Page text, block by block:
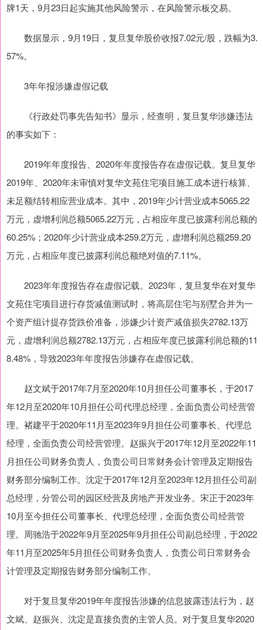
牌1天，9月23日起实施其他风险警示，在风险警示板交易。
数据显示，9月19日，复旦复华股价收报7.02元/股，跌幅为3.
57%。
3年年报涉嫌虚假记载
《行政处罚事先告知书》显示，经查明，复旦复华涉嫌违法
的事实如下：
2019年年度报告、2020年年度报告存在虚假记载。复旦复华
2019年、2020年未审慎对复华文苑住宅项目施工成本进行核算、
未足额结转相应营业成本。其中，2019年少计营业成本5065.22
万元，虚增利润总额5065.22万元，占相应年度已披露利润总额的
60.25%；2020年少计营业成本259.2万元，虚增利润总额259.20
万元，占相应年度已披露利润总额绝对值的7.11%。
2023年年度报告存在虚假记载。2023年，复旦复华在对复华
文苑住宅项目进行存货减值测试时，将高层住宅与别墅合并为一
个资产组计提存货跌价准备，涉嫌少计资产减值损失2782.13万
元，虚增利润总额2782.13万元，占相应年度已披露利润总额的11
8.48%，导致2023年年度报告涉嫌存在虚假记载。
赵文斌于2017年7月至2020年10月担任公司董事长，于2017
年12月至2020年10月担任公司代理总经理，全面负责公司经营管
理。褚建平于2020年11月至2023年9月担任公司董事长、代理总
经理，全面负责公司经营管理。赵振兴于2017年12月至2022年11
月担任公司财务负责人，负责公司日常财务会计管理及定期报告
财务部分编制工作。沈定于2017年12月至2023年12月担任公司副
总经理，分管公司的园区经营及房地产开发业务。宋正于2023年
10月至今担任公司董事长、代理总经理，全面负责公司经营管
理。周驰浩于2022年9月至2025年9月担任公司副总经理，于2022
年11月至2025年5月担任公司财务负责人，负责公司日常财务会
计管理及定期报告财务部分编制工作。
对于复旦复华2019年年度报告涉嫌的信息披露违法行为，赵
文斌、赵振兴、沈定是直接负责的主管人员。对于复旦复华2020